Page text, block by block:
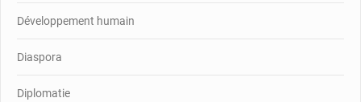
Développement humain
Diaspora
Diplomatie